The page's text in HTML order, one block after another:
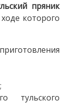
пряник
которого
тульского